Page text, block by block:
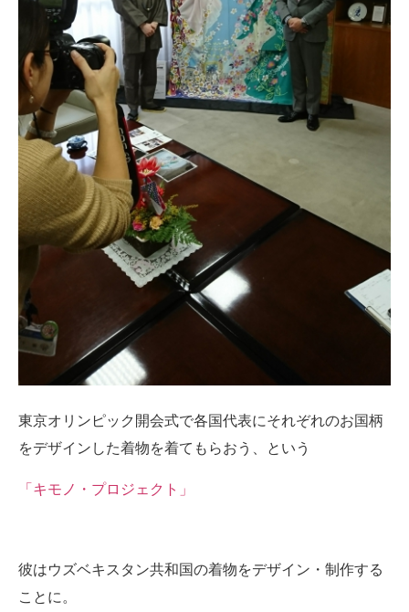
東京オリンピック開会式で各国代表にそれぞれのお国柄
をデザインした着物を着てもらおう、という
「キモノ・プロジェクト」
彼はウズベキスタン共和国の着物をデザイン・制作する
ことに。